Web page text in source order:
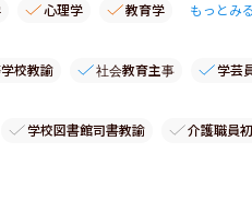
心理学 教育学 もっとみる
校教諭 社会教育主事 学芸
学校図書館司書教諭 介護職員